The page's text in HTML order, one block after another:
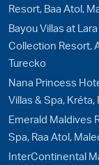
Resort, Baa Atol,
Bayou Villas at
Collection Resort,
Turecko
Nana Princess
Villas & Spa, Kréta,
Emerald Maldives
Spa, Raa Atol,
InterContinental